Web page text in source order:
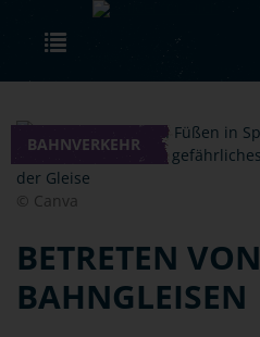
Skip to main content
BAHNVERKEHR
© Canva
BETRETEN VON
BAHNGLEISEN